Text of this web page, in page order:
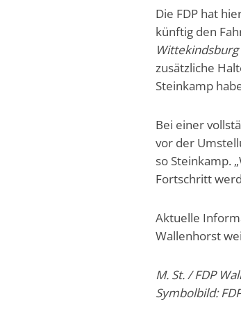
Die FDP hat
künftig den
Wittekindsburg
zusätzliche
Steinkamp
Bei einer
vor der
so Steinkamp.
Fortschritt
Aktuelle
Wallenhorst
M. St. / FDP
Symbolbild: